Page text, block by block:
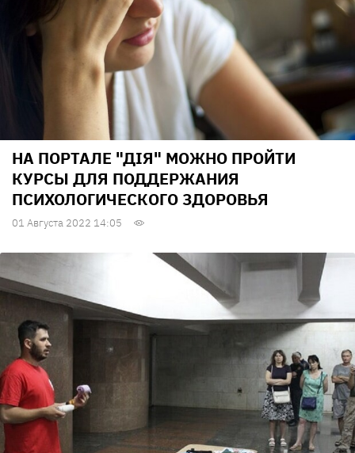
НА ПОРТАЛЕ "ДІЯ" МОЖНО ПРОЙТИ
КУРСЫ ДЛЯ ПОДДЕРЖАНИЯ
ПСИХОЛОГИЧЕСКОГО ЗДОРОВЬЯ
01 Августа 2022 14:05